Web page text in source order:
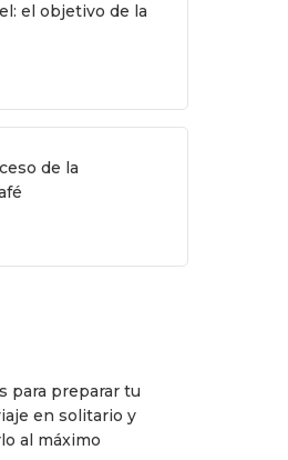
el objetivo de la
de la
para preparar tu
en solitario y
al máximo